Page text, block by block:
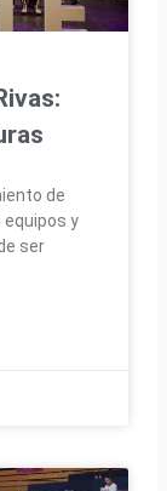
de
equipos y
ser